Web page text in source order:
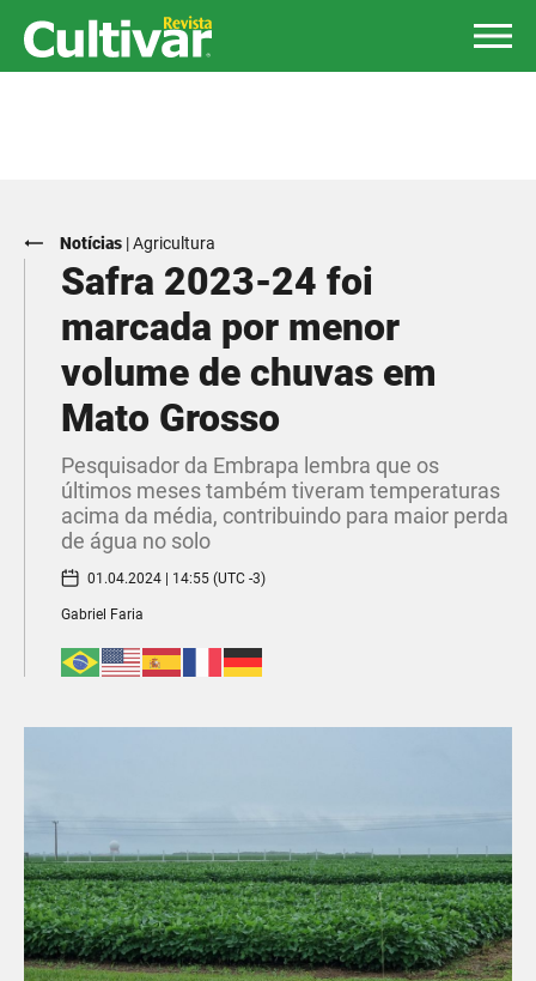
Notícias |Agricultura
Safra 2023-24 foi
marcada por menor
volume de chuvas em
Mato Grosso
Pesquisador da Embrapa lembra que os
últimos meses também tiveram temperaturas
acima da média, contribuindo para maior perda
de água no solo
01.04.2024 | 14:55 (UTC -3)
Gabriel Faria